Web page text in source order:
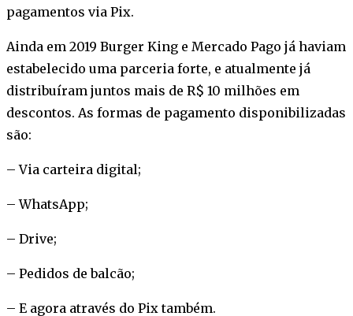
pagamentos via Pix.
Ainda em 2019 Burger King e Mercado Pago já haviam
estabelecido uma parceria forte, e atualmente já
distribuíram juntos mais de R$ 10 milhões em
descontos. As formas de pagamento disponibilizadas
são:
– Via carteira digital;
– WhatsApp;
– Drive;
– Pedidos de balcão;
– E agora através do Pix também.